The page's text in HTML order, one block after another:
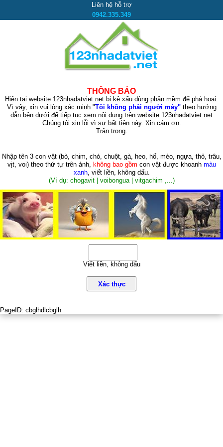
Liên hệ hỗ trợ
0942.335.349
THÔNG BÁO
Hiện tại website 123nhadatviet.net bị kẻ xấu dùng phần mềm để phá hoại.
Vì vậy, xin vui lòng xác minh "Tôi không phải người máy"theo hướng
dẫn bên dưới để tiếp tục xem nội dung trên website 123nhadatviet.net
Chúng tôi xin lỗi vì sự bất tiện này. Xin cám ơn.
Trân trọng.
Nhập tên 3 con vật (bò, chim, chó, chuột, gà, heo, hổ, mèo, ngựa, thỏ, trâu,
vịt, voi)theo thứ tự trên ảnh, không bao gồm con vật được khoanh màu
xanh, viết liền, không dấu.
(Ví dụ: chogavit | voibongua | vitgachim ,...)
Viết liền, không dấu
Xác thực
PageID: cbglhdlcbglh